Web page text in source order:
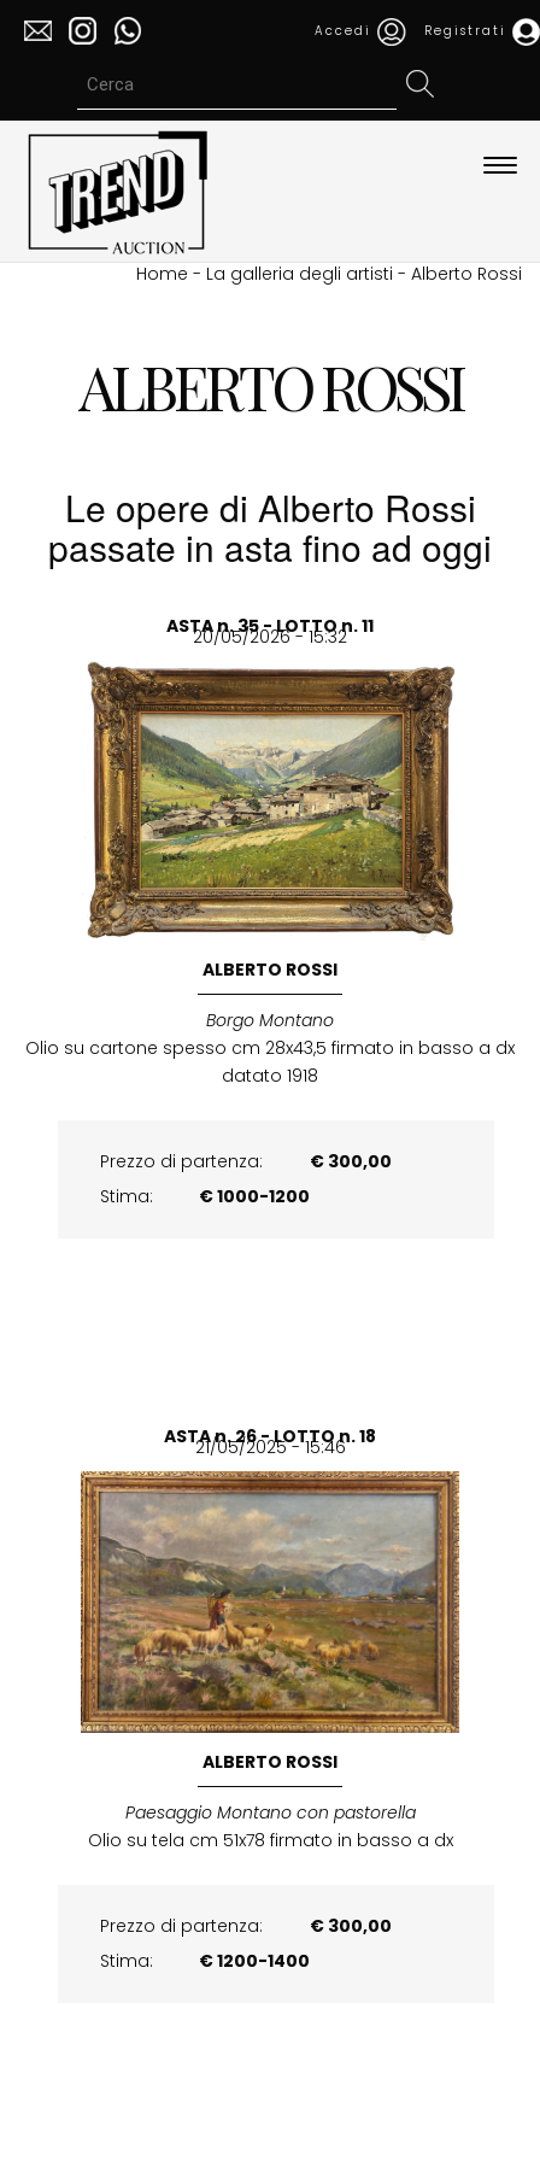
Accedi Registrati
Home - La galleria degli artisti - Alberto Rossi
ALBERTO ROSSI
Le opere di Alberto Rossi
passate in asta fino ad oggi
ASTA n. 35 - LOTTO n. 11
20/05/2026 - 15:32
ALBERTO ROSSI
Borgo Montano
Olio su cartone spesso cm 28x43,5 firmato in basso a dx
datato 1918
Prezzo di partenza:
€ 300,00
Stima:
€ 1000-1200
ASTA n. 26 - LOTTO n. 18
21/05/2025 - 15:46
ALBERTO ROSSI
Paesaggio Montano con pastorella
Olio su tela cm 51x78 firmato in basso a dx
Prezzo di partenza:
€ 300,00
Stima:
€ 1200-1400